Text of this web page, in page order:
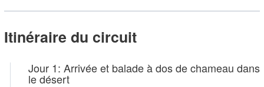
Itinéraire du circuit
Jour 1: Arrivée et balade à dos de chameau dans
le désert